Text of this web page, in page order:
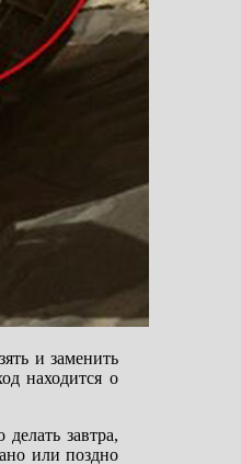
и заменить
находится о
завтра,
или поздно